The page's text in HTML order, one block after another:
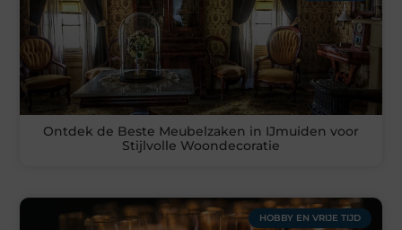
Ontdek de Beste Meubelzaken in IJmuiden voor
Stijlvolle Woondecoratie
HOBBY EN VRIJE TIJD